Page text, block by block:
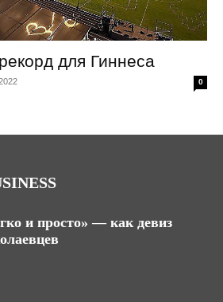
для Гиннеса
0
и просто» — как девиз